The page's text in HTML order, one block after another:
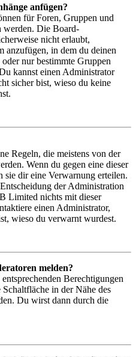
anfügen?
für Foren, Gruppen und
werden. Die Board-
nicht erlaubt,
anzufügen, in dem du deinen
nur bestimmte Gruppen
kannst einen Administrator
sicher bist, wieso du keine
Regeln, die meistens von der
Wenn du gegen eine dieser
sie dir eine Verwarnung erteilen.
der Administration
Limited nichts mit dieser
einen Administrator,
wieso du verwarnt wurdest.
melden?
Berechtigungen
in der Nähe des
Du wirst dann durch die